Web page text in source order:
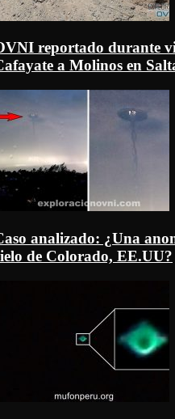
reportado durante
a Molinos en
analizado: ¿Una
de Colorado, EE.UU?